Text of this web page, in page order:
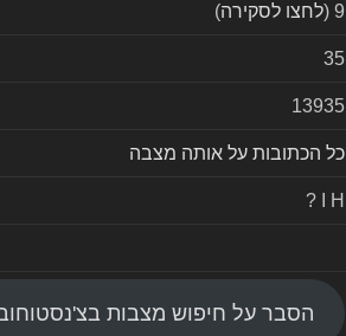
9 ( לחצו לסקירה)
35
13935
כל הכתובות על אותה מצבה
? I H
הסבר על חיפוש מצבות